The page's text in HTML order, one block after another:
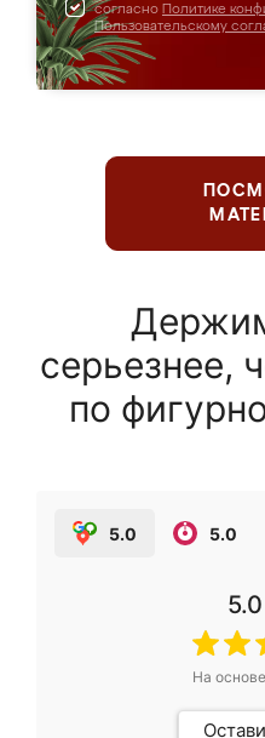
согласно Политике
Пользовательскому
серьезнее,
по
5.0 5.0
5.0
На основе